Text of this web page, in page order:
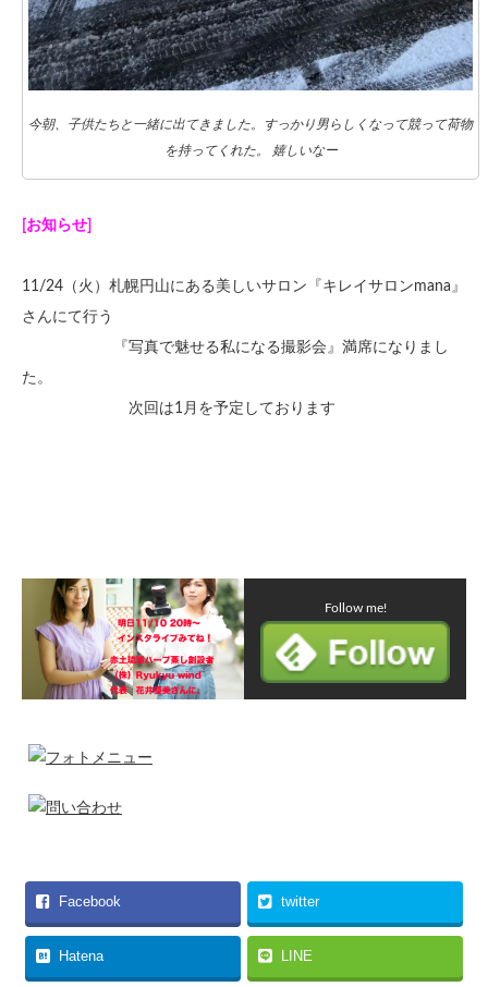
今朝、子供たちと一緒に出てきました。すっかり男らしくなって競って荷物
を持ってくれた。 嬉しいなー
[お知らせ]
11/24（火）札幌円山にある美しいサロン『キレイサロンmana』
さんにて行う
『写真で魅せる私になる撮影会』満席になりまし
た。
次回は1月を予定しております
Follow me!
Facebook twitter
Hatena LINE